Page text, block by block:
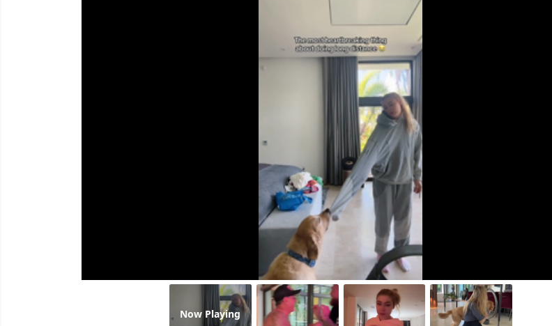
Now Playing